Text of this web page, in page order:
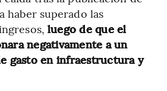
haber superado las
luego de que el
negativamente a un
gasto en infraestructura y